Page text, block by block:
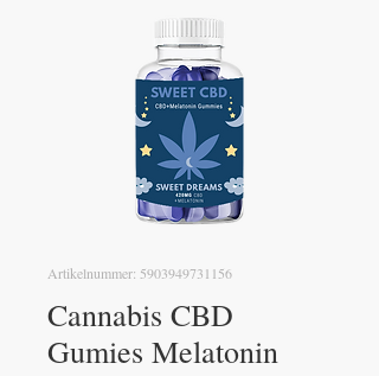
Artikelnummer: 5903949731156
Cannabis CBD
Gumies Melatonin